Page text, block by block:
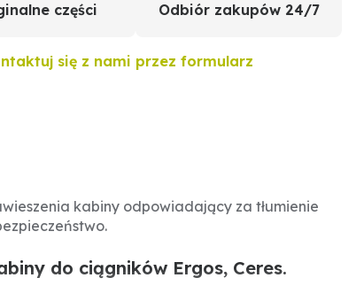
części Odbiór zakupów 24/7
się z nami przez formularz
kabiny odpowiadający za tłumienie
do ciągników Ergos, Ceres.